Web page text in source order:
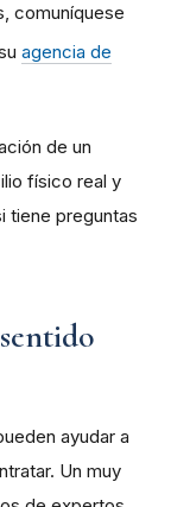
comuníquese
agencia de
de un
físico real y
tiene preguntas
ayudar a
Un muy